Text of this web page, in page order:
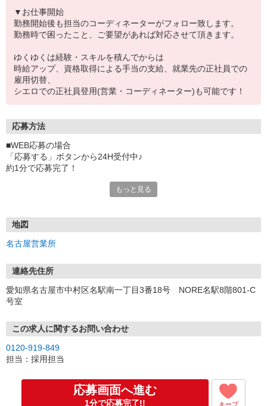
▼お仕事開始
勤務開始後も担当のコーディネーターがフォロー致します。
勤務時で困ったこと、ご要望があれば対応させて頂きます。
ゆくゆくは経験・スキルを積んでからは
時給アップ、資格取得による手当の支給、就業先の正社員での
雇用切替、
シエロでの正社員登用(営業・コーディネーター)も可能です！
応募方法
■WEB応募の場合
「応募する」ボタンから24H受付中♪
約1分で応募完了！
①応募から3営業日を目安に、メールorお電話でご連絡します。
★スマホでWEB面接（LINEなど）・出張面接・事務所面接と選べま
す
③面接実施（履歴書不要）
④勤務開始（スタート日は応相談）
お気軽にご応募ください♪
もっと見る
地図
名古屋営業所
連絡先住所
愛知県名古屋市中村区名駅南一丁目3番18号 NORE名駅8階801-C
号室
この求人に関するお問い合わせ
0120-919-849
担当：採用担当
応募画面へ進む
1分で応募完了!! キープ